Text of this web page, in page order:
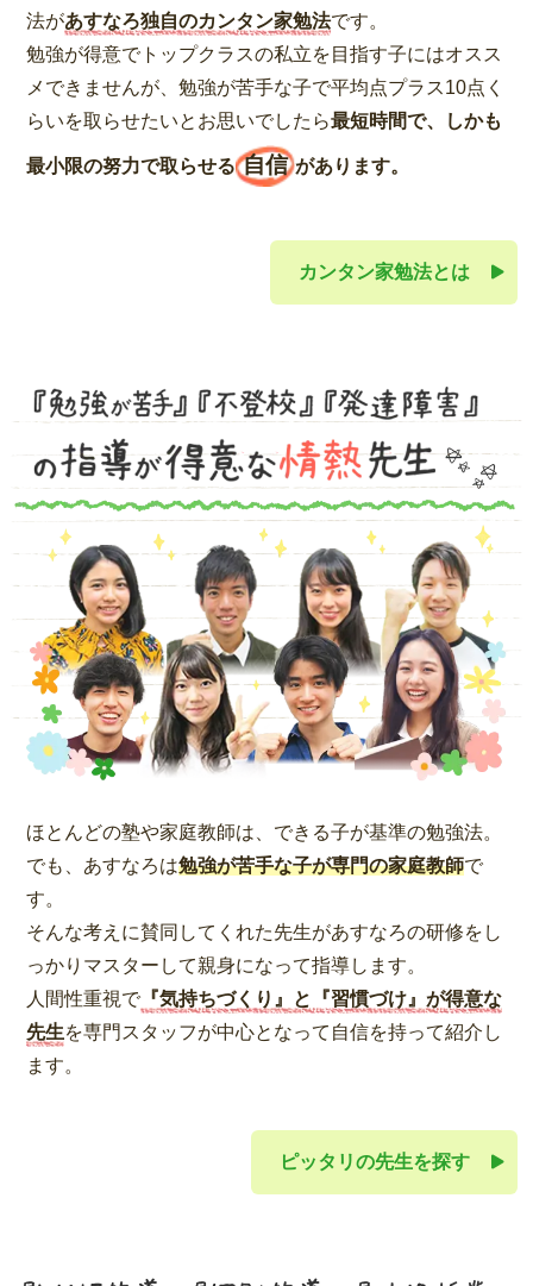
法があすなろ独自のカンタン家勉法です。
勉強が得意でトップクラスの私立を目指す子にはオスス
メできませんが、勉強が苦手な子で平均点プラス10点く
らいを取らせたいとお思いでしたら最短時間で、しかも
最小限の努力で取らせる 自信 があります。
カンタン家勉法とは
ほとんどの塾や家庭教師は、できる子が基準の勉強法。
でも、あすなろは勉強が苦手な子が専門の家庭教師で
す。
そんな考えに賛同してくれた先生があすなろの研修をし
っかりマスターして親身になって指導します。
人間性重視で『気持ちづくり』と『習慣づけ』が得意な
先生を専門スタッフが中心となって自信を持って紹介し
ます。
ピッタリの先生を探す